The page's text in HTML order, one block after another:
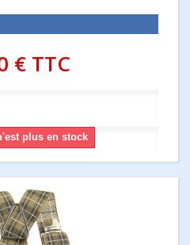
€TTC
plus en stock